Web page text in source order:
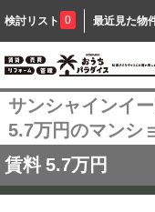
検討リスト 0 最近見た物
サンシャインイ
5.7万円のマンシ
賃料 5.7万円